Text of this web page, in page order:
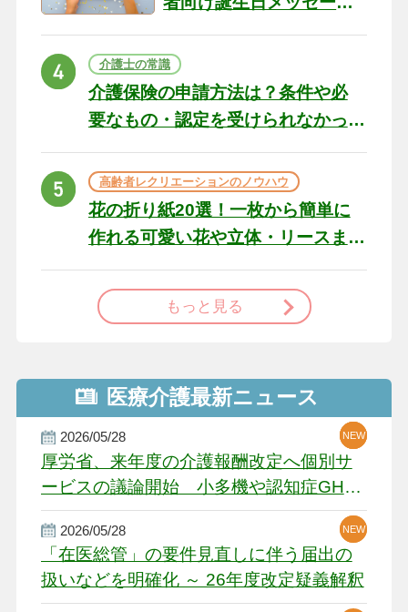
ト
介護士の常識
介護保険の申請方法は？条件や必
要なもの・認定を受けられなかっ
高齢者レクリエーションのノウハウ
花の折り紙20選！一枚から簡単に
作れる可愛い花や立体・リースま
もっと見る
医療介護最新ニュース
2026/05/28
厚労省、来年度の介護報酬改定へ個別サ
ービスの議論開始 小多機や認知症GH、
厳しい経営環境に危機感
NEW
NEW
NEW
2026/05/28
「在医総管」の要件見直しに伴う届出の
扱いなどを明確化 ～ 26年度改定疑義解釈
NEW
NEW